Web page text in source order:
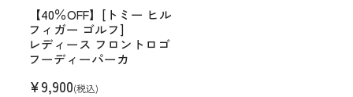
【40％OFF】[トミー ヒル
フィガー ゴルフ]
レディース フロントロゴ
フーディーパーカ
¥9,900(税込)